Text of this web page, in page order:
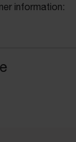
information: